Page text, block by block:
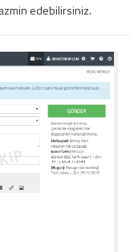
edebilirsiniz.